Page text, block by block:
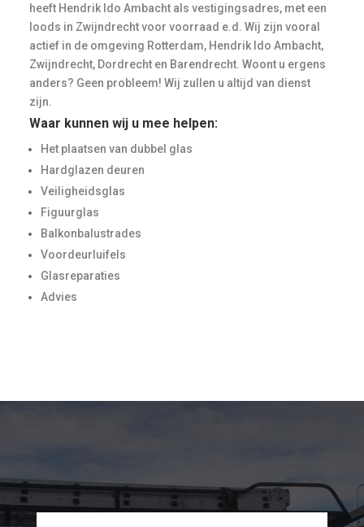
heeft Hendrik Ido Ambacht als vestigingsadres, met een
loods in Zwijndrecht voor voorraad e.d. Wij zijn vooral
actief in de omgeving Rotterdam, Hendrik Ido Ambacht,
Zwijndrecht, Dordrecht en Barendrecht. Woont u ergens
anders? Geen probleem! Wij zullen u altijd van dienst
zijn.
Waar kunnen wij u mee helpen:
Het plaatsen van dubbel glas
Hardglazen deuren
Veiligheidsglas
Figuurglas
Balkonbalustrades
Voordeurluifels
Glasreparaties
Advies